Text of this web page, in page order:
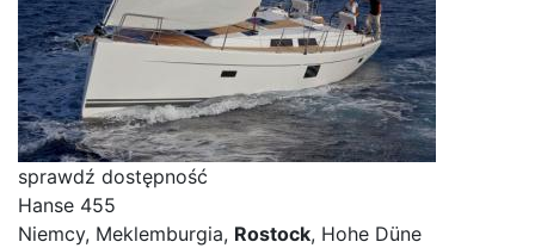
sprawdź dostępność
Hanse 455
Niemcy, Meklemburgia, Rostock, Hohe Düne